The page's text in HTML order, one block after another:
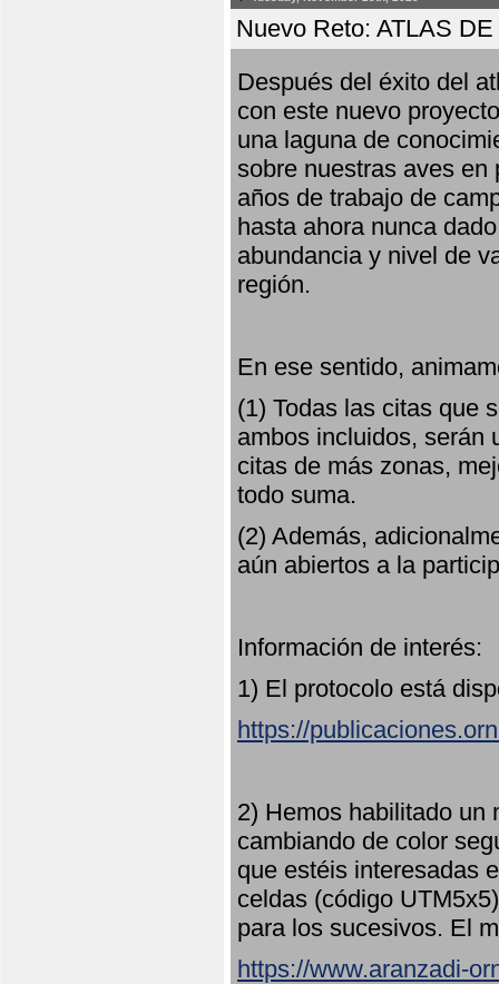
Nuevo Reto: ATLAS
Después del éxito del
con este nuevo
una laguna de
sobre nuestras aves en
años de trabajo de
hasta ahora nunca
abundancia y nivel de
región.
En ese sentido,
(1) Todas las citas que
ambos incluidos, serán
citas de más zonas,
todo suma.
(2) Además,
aún abiertos a la
Información de interés:
1) El protocolo está
https://
2) Hemos habilitado un
cambiando de color
que estéis interesadas
celdas (código
para los sucesivos. El
https://www.aranzadi-